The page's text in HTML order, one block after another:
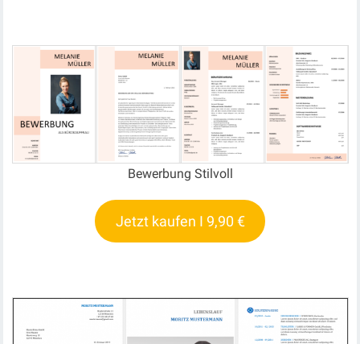
Bewerbung Stilvoll
Jetzt kaufen I 9,90 €